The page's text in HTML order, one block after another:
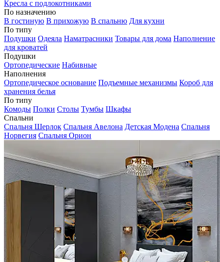
Кресла с подлокотниками
По назначению
В гостиную В прихожую В спальню Для кухни
По типу
Подушки Одеяла Наматрасники Товары для дома Наполнение
для кроватей
Подушки
Ортопедические Набивные
Наполнения
Ортопедическое основание Подъемные механизмы Короб для
хранения белья
По типу
Комоды Полки Столы Тумбы Шкафы
Спальни
Спальня Шерлок Спальня Авелона Детская Модена Спальня
Норвегия Спальня Орион